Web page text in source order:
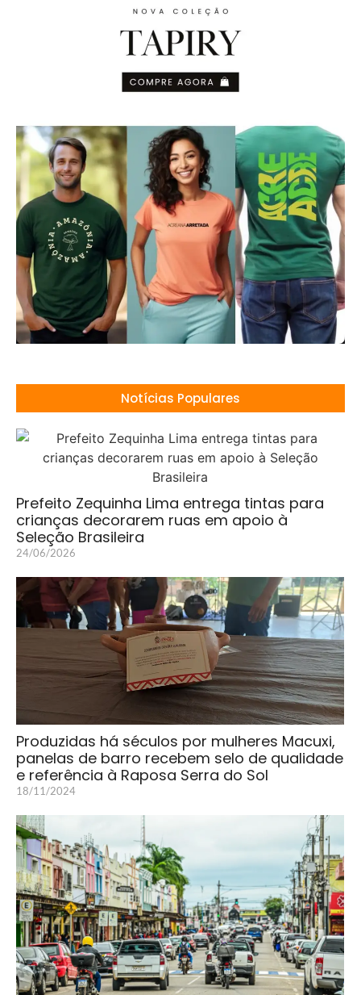
Notícias Populares
Prefeito Zequinha Lima entrega tintas para
crianças decorarem ruas em apoio à
Seleção Brasileira
24/06/2026
Produzidas há séculos por mulheres Macuxi,
panelas de barro recebem selo de qualidade
e referência à Raposa Serra do Sol
18/11/2024